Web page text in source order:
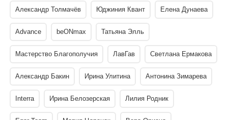
Александр Толмачёв Юджиния Квант Елена Дунаева
Advance beONmax Татьяна Элль
Мастерство Благополучия ЛавГав Светлана Ермакова
Александр Бакин Ирина Улитина Антонина Зимарева
Interra Ирина Белозерская Лилия Родник